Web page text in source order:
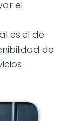
el
es el de
de